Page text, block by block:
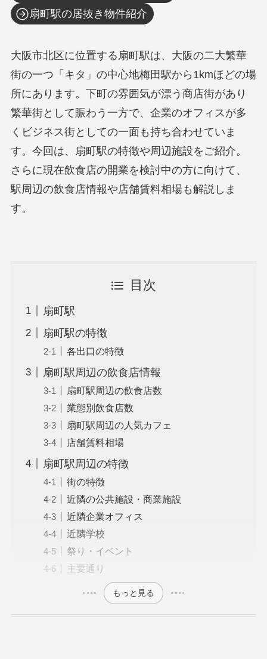
扇町駅の居抜き物件紹介
大阪市北区に位置する扇町駅は、大阪の二大繁華
街の一つ「キタ」の中心地梅田駅から1kmほどの場
所にあります。下町の雰囲気が漂う商店街があり
繁華街として賑わう一方で、企業のオフィスが多
くビジネス街としての一面も持ち合わせていま
す。今回は、扇町駅の特徴や周辺施設をご紹介。
さらに現在飲食店の開業を検討中の方に向けて、
駅周辺の飲食店情報や店舗賃料相場も解説しま
す。
目次
扇町駅
扇町駅の特徴
各出口の特徴
扇町駅周辺の飲食店情報
扇町駅周辺の飲食店数
業態別飲食店数
扇町駅周辺の人気カフェ
店舗賃料相場
扇町駅周辺の特徴
街の特徴
近隣の公共施設・商業施設
近隣企業オフィス
近隣学校
祭り・イベント
主要通り
もっと見る